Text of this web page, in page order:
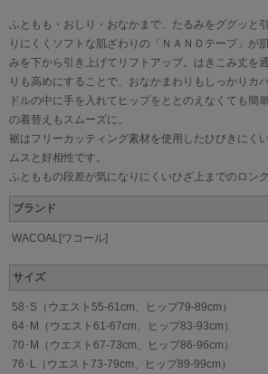
ふともも・おしり・おなかまで、たるみをググッと
りにくくソフトな肌ざわりの「ＮＡＮＯテープ」が
みを下から引き上げてリフトアップ。はきこみ丈を
りも高めにすることで、おなかまわりもしっかりカ
ドルの中に手を入れてヒップをととのえなくても簡
の着替えもスムーズに。
裾はフリーカッティング素材を使用したひびきにく
ムスと好相性です。
ふとももの段差が気になりにくいひざ上までのロン
ブランド
WACOAL[ワコール]
サイズ
58･S（ウエスト55-61cm、ヒップ79-89cm）
64･M（ウエスト61-67cm、ヒップ83-93cm）
70･M（ウエスト67-73cm、ヒップ86-96cm）
76･L（ウエスト73-79cm、ヒップ89-99cm）